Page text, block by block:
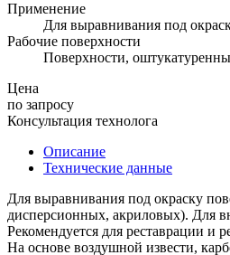
Применение
Для выравнивания под
Рабочие поверхности
Поверхности,
Цена
по запросу
Консультация технолога
Описание
Технические данные
Для выравнивания под окраску
дисперсионных, акриловых). Для
Рекомендуется для реставрации и
На основе воздушной извести,